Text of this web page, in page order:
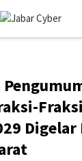
Digelar